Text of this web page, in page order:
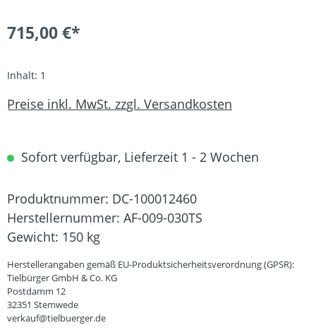
715,00 €*
Inhalt: 1
Preise inkl. MwSt. zzgl. Versandkosten
Sofort verfügbar, Lieferzeit 1 - 2 Wochen
Produktnummer: DC-100012460
Herstellernummer: AF-009-030TS
Gewicht: 150 kg
Herstellerangaben gemäß EU-Produktsicherheitsverordnung (GPSR):
Tielbürger GmbH & Co. KG
Postdamm 12
32351 Stemwede
verkauf@tielbuerger.de